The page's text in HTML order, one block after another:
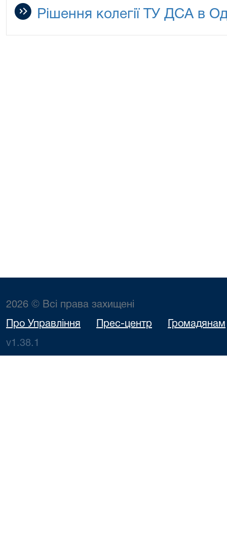
Рішення колегії ТУ ДСА в
2026 © Всі права захищені
Про Управління Прес-центр Громадянам
v1.38.1